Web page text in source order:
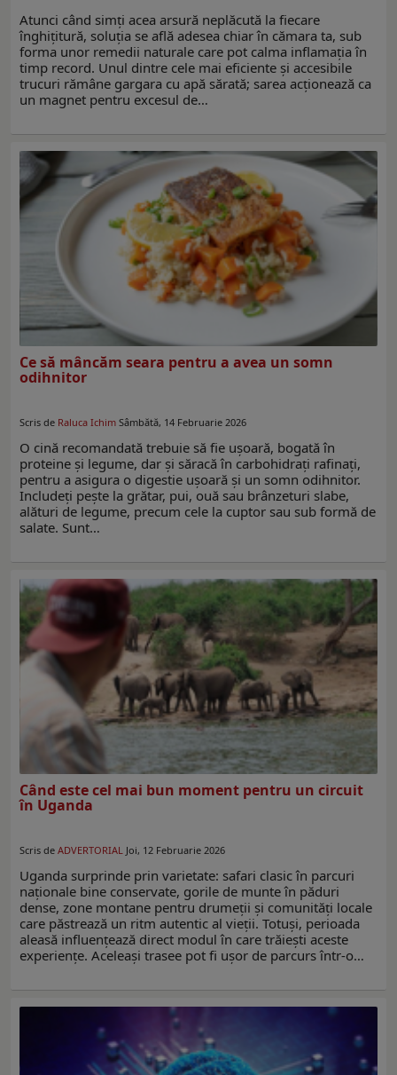
Atunci când simți acea arsură neplăcută la fiecare
înghițitură, soluția se află adesea chiar în cămara ta, sub
forma unor remedii naturale care pot calma inflamația în
timp record. Unul dintre cele mai eficiente și accesibile
trucuri rămâne gargara cu apă sărată; sarea acționează ca
un magnet pentru excesul de…
Ce să mâncăm seara pentru a avea un somn
odihnitor
Scris de Raluca Ichim Sâmbătă, 14 Februarie 2026
O cină recomandată trebuie să fie ușoară, bogată în
proteine și legume, dar și săracă în carbohidrați rafinați,
pentru a asigura o digestie ușoară și un somn odihnitor.
Includeți pește la grătar, pui, ouă sau brânzeturi slabe,
alături de legume, precum cele la cuptor sau sub formă de
salate. Sunt…
Când este cel mai bun moment pentru un circuit
în Uganda
Scris de ADVERTORIAL Joi, 12 Februarie 2026
Uganda surprinde prin varietate: safari clasic în parcuri
naționale bine conservate, gorile de munte în păduri
dense, zone montane pentru drumeții și comunități locale
care păstrează un ritm autentic al vieții. Totuși, perioada
aleasă influențează direct modul în care trăiești aceste
experiențe. Aceleași trasee pot fi ușor de parcurs într-o…